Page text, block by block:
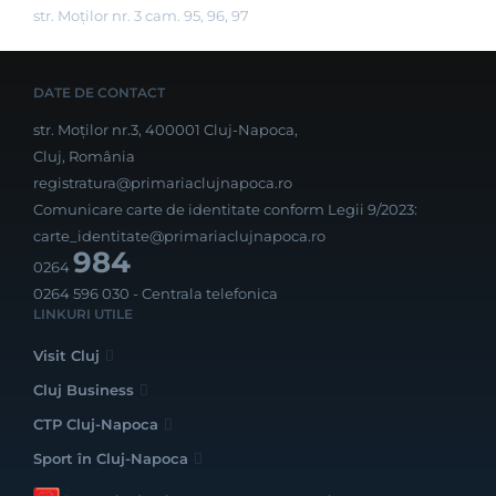
str. Moților nr. 3 cam. 95, 96, 97
DATE DE CONTACT
str. Moților nr.3, 400001 Cluj-Napoca,
Cluj, România
registratura@primariaclujnapoca.ro
Comunicare carte de identitate conform Legii 9/2023:
carte_identitate@primariaclujnapoca.ro
0264984
0264 596 030 - Centrala telefonica
LINKURI UTILE
Visit Cluj
Cluj Business
CTP Cluj-Napoca
Sport în Cluj-Napoca